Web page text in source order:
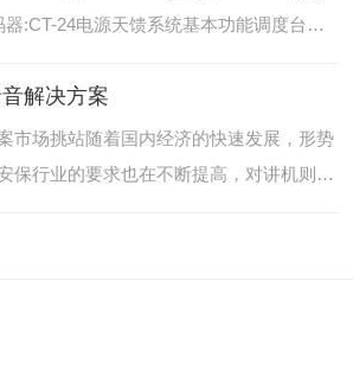
:CT-24电源天馈系统基本功能调度台录
通过成熟可靠的网络技术，艾可慕数字通
个角
解决方案
市场挑站随着国内经济的快速发展，形势
保行业的要求也在不断提高，对讲机则是
下问题：（1）无可靠的报等多种保障手